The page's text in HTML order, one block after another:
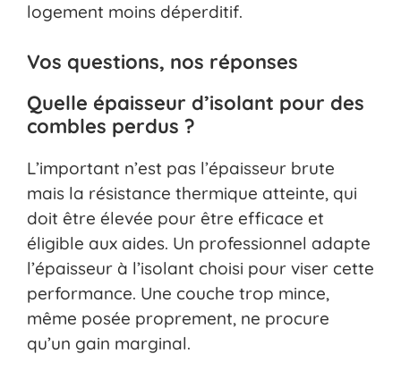
logement moins déperditif.
Vos questions, nos réponses
Quelle épaisseur d’isolant pour des
combles perdus ?
L’important n’est pas l’épaisseur brute
mais la résistance thermique atteinte, qui
doit être élevée pour être efficace et
éligible aux aides. Un professionnel adapte
l’épaisseur à l’isolant choisi pour viser cette
performance. Une couche trop mince,
même posée proprement, ne procure
qu’un gain marginal.